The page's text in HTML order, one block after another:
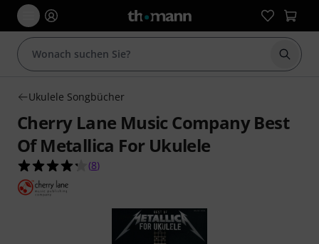
Suche
Ukulele Songbücher
Cherry Lane Music Company Best
Of Metallica For Ukulele
4.3 von 5 Sternen aus 8 Kundenbewertungen
(8)